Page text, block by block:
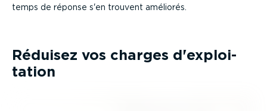
temps de réponse s'en trouvent améliorés.
Réduisez vos charges d'exploi­
tation